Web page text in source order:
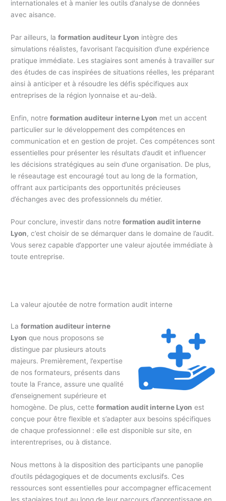
internationales et à manier les outils d’analyse de données
avec aisance.
Par ailleurs, laformation auditeur Lyon intègre des
simulations réalistes, favorisant l’acquisition d’une expérience
pratique immédiate. Les stagiaires sont amenés à travailler sur
des études de cas inspirées de situations réelles, les préparant
ainsi à anticiper et à résoudre les défis spécifiques aux
entreprises de la région lyonnaise et au-delà.
Enfin, notreformation auditeur interne Lyon met un accent
particulier sur le développement des compétences en
communication et en gestion de projet. Ces compétences sont
essentielles pour présenter les résultats d’audit et influencer
les décisions stratégiques au sein d’une organisation. De plus,
le réseautage est encouragé tout au long de la formation,
offrant aux participants des opportunités précieuses
d’échanges avec des professionnels du métier.
Pour conclure, investir dans notreformation audit interne
Lyon, c’est choisir de se démarquer dans le domaine de l’audit.
Vous serez capable d’apporter une valeur ajoutée immédiate à
toute entreprise.
La valeur ajoutée de notre formation audit interne
Laformation auditeur interne
Lyon que nous proposons se
distingue par plusieurs atouts
majeurs. Premièrement, l’expertise
de nos formateurs, présents dans
toute la France, assure une qualité
d’enseignement supérieure et
homogène. De plus, cetteformation audit interne Lyon est
conçue pour être flexible et s’adapter aux besoins spécifiques
de chaque professionnel : elle est disponible sur site, en
interentreprises, ou à distance.
Nous mettons à la disposition des participants une panoplie
d’outils pédagogiques et de documents exclusifs. Ces
ressources sont essentielles pour accompagner efficacement